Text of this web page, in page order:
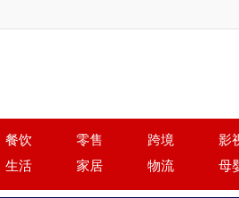
餐饮 零售 跨境 影
生活 家居 物流 母